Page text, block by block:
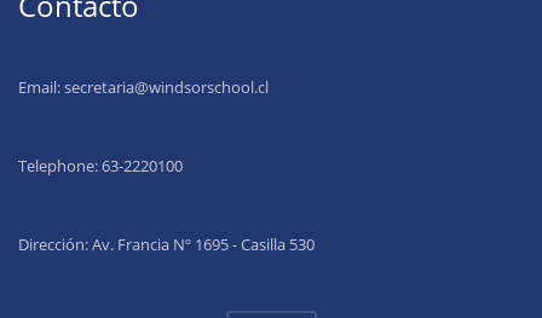
Email:secretaria@windsorschool.cl
Telephone: 63-2220100
Dirección: Av. Francia Nº 1695 - Casilla 530